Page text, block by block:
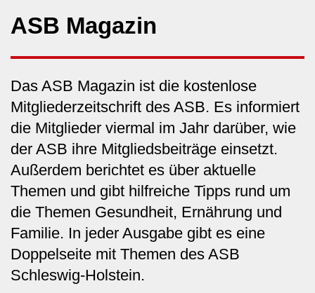
ASB Magazin
Das ASB Magazin ist die kostenlose
Mitgliederzeitschrift des ASB. Es informiert
die Mitglieder viermal im Jahr darüber, wie
der ASB ihre Mitgliedsbeiträge einsetzt.
Außerdem berichtet es über aktuelle
Themen und gibt hilfreiche Tipps rund um
die Themen Gesundheit, Ernährung und
Familie. In jeder Ausgabe gibt es eine
Doppelseite mit Themen des ASB
Schleswig-Holstein.